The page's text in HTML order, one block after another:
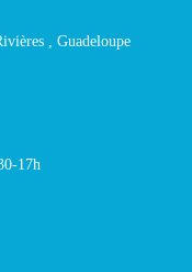
, Guadeloupe
17h